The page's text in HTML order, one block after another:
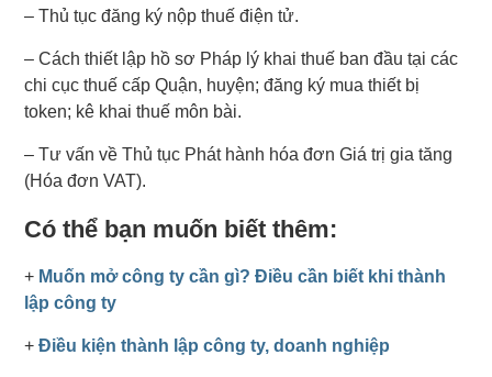
– Thủ tục đăng ký nộp thuế điện tử.
– Cách thiết lập hồ sơ Pháp lý khai thuế ban đầu tại các
chi cục thuế cấp Quận, huyện; đăng ký mua thiết bị
token; kê khai thuế môn bài.
– Tư vấn về Thủ tục Phát hành hóa đơn Giá trị gia tăng
(Hóa đơn VAT).
Có thể bạn muốn biết thêm:
+ Muốn mở công ty cần gì? Điều cần biết khi thành
lập công ty
+Điều kiện thành lập công ty, doanh nghiệp